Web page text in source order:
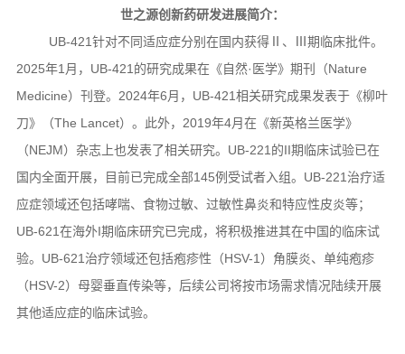
世之源创新药研发进展简介：
UB-421针对不同适应症分别在国内获得Ⅱ、Ⅲ期临床批件。
2025年1月，UB-421的研究成果在《自然·医学》期刊（Nature
Medicine）刊登。2024年6月，UB-421相关研究成果发表于《柳叶
刀》（The Lancet）。此外，2019年4月在《新英格兰医学》
（NEJM）杂志上也发表了相关研究。UB-221的II期临床试验已在
国内全面开展，目前已完成全部145例受试者入组。UB-221治疗适
应症领域还包括哮喘、食物过敏、过敏性鼻炎和特应性皮炎等；
UB-621在海外I期临床研究已完成，将积极推进其在中国的临床试
验。UB-621治疗领域还包括疱疹性（HSV-1）角膜炎、单纯疱疹
（HSV-2）母婴垂直传染等，后续公司将按市场需求情况陆续开展
其他适应症的临床试验。